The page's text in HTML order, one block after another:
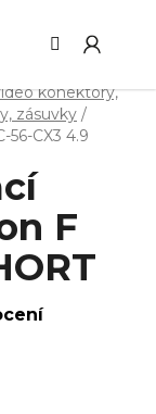
konektory,
zásuvky /
56-CX3 4.9
F